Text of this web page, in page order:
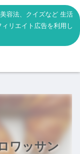
容法、クイズなど 生活
リエイト広告を利用し
ワッサン